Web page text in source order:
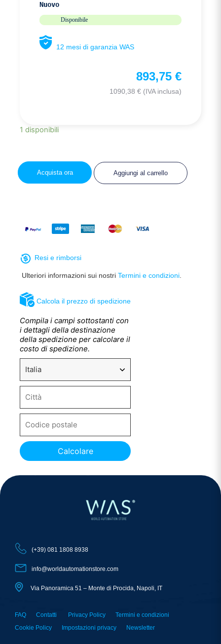
Nuovo
Disponibile
12 mesi di garanzia WAS
893,75 €
1090,38 € (IVA inclusa)
1 disponibili
Aggiungi al carrello
Acquista ora
Calcola il prezzo di spedizione
Compila i campi sottostanti con
i dettagli della destinazione
della spedizione per calcolare il
costo di spedizione.
Calcolare
Resi e rimborsi
Ulteriori informazioni sui nostri Termini e condizioni
(+39) 081 1808 8938
info@worldautomationstore.com
Via Panoramica 51 – Monte di Procida, Napoli, IT
FAQ Contatti Privacy Policy
Termini e condizioni
Cookie Policy
Impostazioni privacy Newsletter